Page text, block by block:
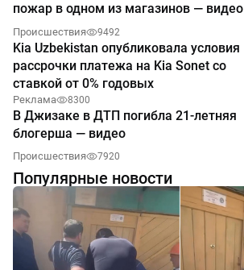
пожар в одном из магазинов — видео
Происшествия 9492
Kia Uzbekistan опубликовала условия
рассрочки платежа на Kia Sonet со
ставкой от 0% годовых
Реклама 8300
В Джизаке в ДТП погибла 21-летняя
блогерша — видео
Происшествия 7920
Популярные новости